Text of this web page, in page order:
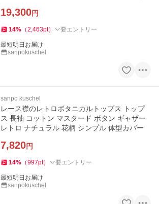
19,300円
14% （2,463pt） 要エントリー
最短明日お届け
sanpokuschel
sanpo kuschel
レース襟のレトロボタニカルトップス トップ
ス 長袖 コットン マスタード ボタン ギャザー
レトロ ナチュラル 花柄 シンプル 体型カバー
7,820円
14% （997pt） 要エントリー
最短明日お届け
sanpokuschel